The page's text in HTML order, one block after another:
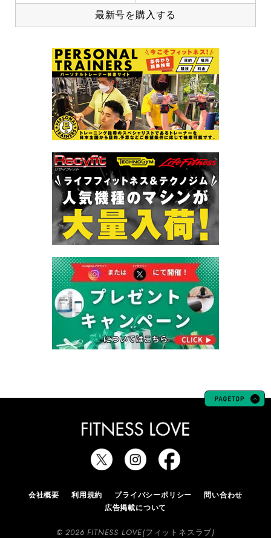
最新号を購入する
会社概要 利用規約 プライバシーポリシー
問い合わせ
広告掲載について
© 2026 FITNESS LOVE(フィットネスラブ)